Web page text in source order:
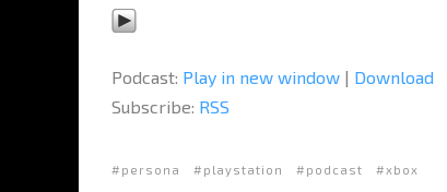
Podcast: Play in new window | Download
Subscribe: RSS
persona playstation podcast xbox